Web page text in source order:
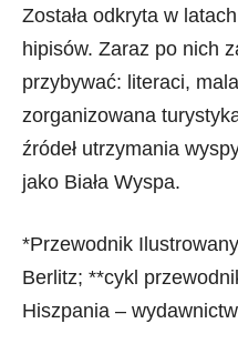
Została odkryta w
hipisów. Zaraz po nich
przybywać: literaci,
zorganizowana
źródeł utrzymania
jako Biała Wyspa.
*Przewodnik
Berlitz; **cykl
Hiszpania –